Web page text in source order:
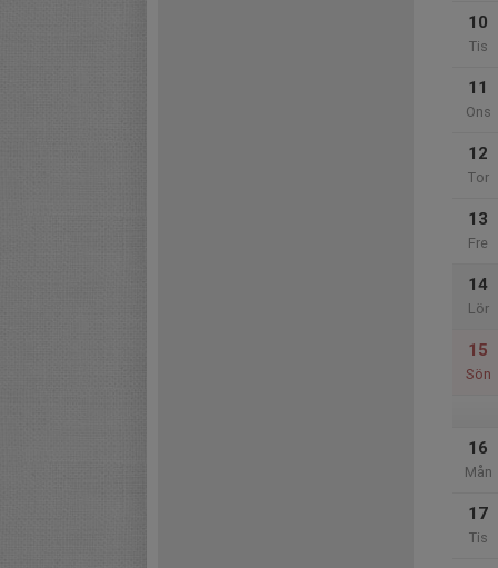
10
Tis
11
Ons
12
Tor
13
Fre
14
Lör
15
Sön
16
Mån
17
Tis